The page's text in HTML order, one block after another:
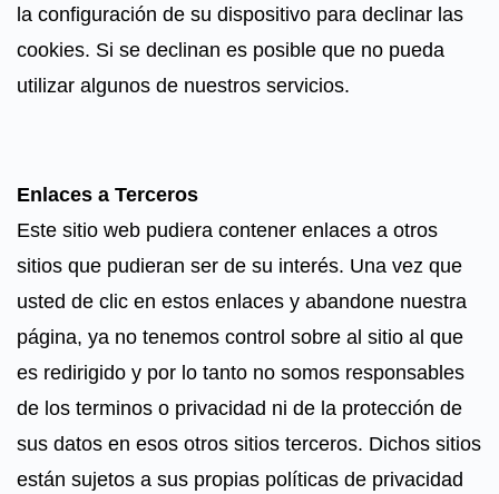
la configuración de su dispositivo para declinar las
cookies. Si se declinan es posible que no pueda
utilizar algunos de nuestros servicios.
Enlaces a Terceros
Este sitio web pudiera contener enlaces a otros
sitios que pudieran ser de su interés. Una vez que
usted de clic en estos enlaces y abandone nuestra
página, ya no tenemos control sobre al sitio al que
es redirigido y por lo tanto no somos responsables
de los terminos o privacidad ni de la protección de
sus datos en esos otros sitios terceros. Dichos sitios
están sujetos a sus propias políticas de privacidad